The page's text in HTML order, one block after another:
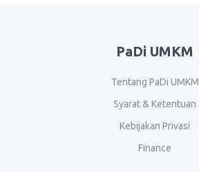
PaDi UMKM
Tentang PaDi UMKM
Syarat & Ketentuan
Kebijakan Privasi
Finance